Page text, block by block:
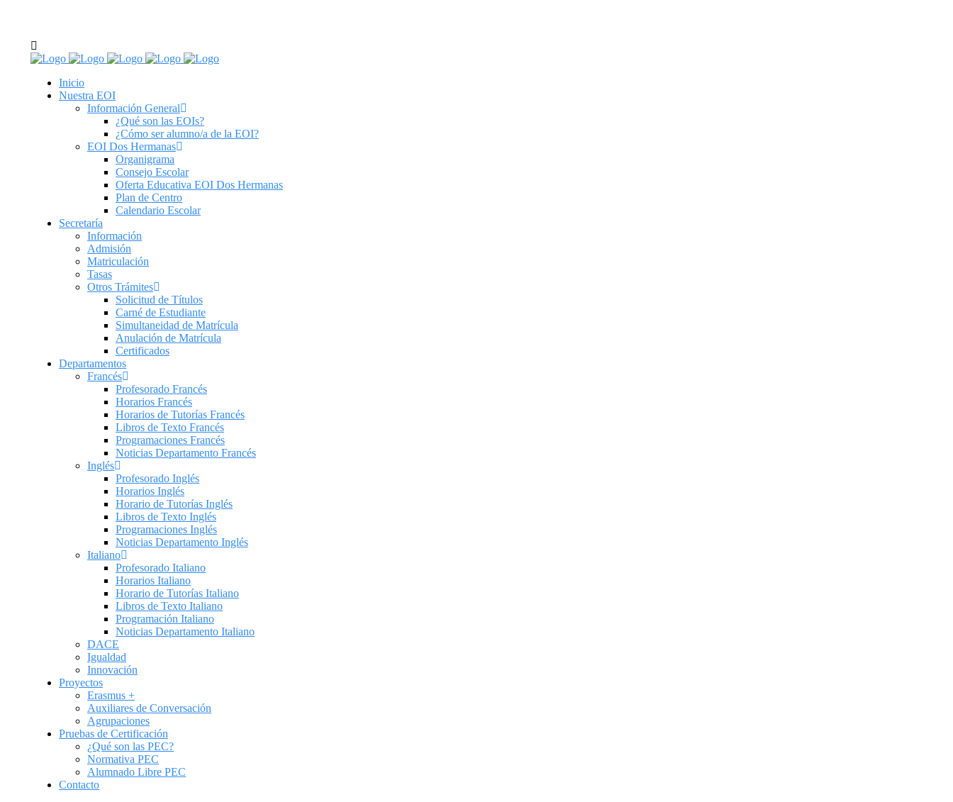
tel: 955 62 43 03
Inicio
Nuestra EOI
Información General
¿Qué son las EOIs?
¿Cómo ser alumno/a de la EOI?
EOI Dos Hermanas
Organigrama
Consejo Escolar
Oferta Educativa EOI Dos Hermanas
Plan de Centro
Calendario Escolar
Secretaría
Información
Admisión
Matriculación
Tasas
Otros Trámites
Solicitud de Títulos
Carné de Estudiante
Simultaneidad de Matrícula
Anulación de Matrícula
Certificados
Departamentos
Francés
Profesorado Francés
Horarios Francés
Horarios de Tutorías Francés
Libros de Texto Francés
Programaciones Francés
Noticias Departamento Francés
Inglés
Profesorado Inglés
Horarios Inglés
Horario de Tutorías Inglés
Libros de Texto Inglés
Programaciones Inglés
Noticias Departamento Inglés
Italiano
Profesorado Italiano
Horarios Italiano
Horario de Tutorías Italiano
Libros de Texto Italiano
Programación Italiano
Noticias Departamento Italiano
DACE
Igualdad
Innovación
Proyectos
Erasmus +
Auxiliares de Conversación
Agrupaciones
Pruebas de Certificación
¿Qué son las PEC?
Normativa PEC
Alumnado Libre PEC
Contacto